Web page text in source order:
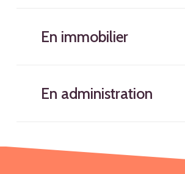
En immobilier
En administration